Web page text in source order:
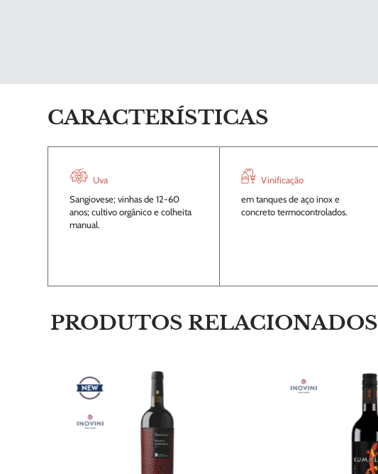
CARACTERÍSTICAS
Uva
Sangiovese; vinhas de 12-60
anos; cultivo orgânico e colheita
manual.
Vinificação
em tanques de aço inox e
concreto termocontrolados.
PRODUTOS RELACIONADOS